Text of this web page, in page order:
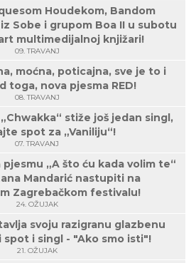
Houdekom, Bandom
Sobe i grupom Boa II u subotu
multimedijalnoj knjižari!
09. TRAVANJ
moćna, poticajna, sve je to i
toga, nova pjesma RED!
08. TRAVANJ
„Chwakka“ stiže još jedan singl,
spot za „Vaniliju“!
07. TRAVANJ
„A što ću kada volim te“
Mandarić nastupiti na
Zagrebačkom festivalu!
24. OŽUJAK
svoju razigranu glazbenu
spot i singl - "Ako smo isti"!
21. OŽUJAK